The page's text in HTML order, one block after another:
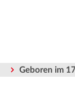
Geboren im